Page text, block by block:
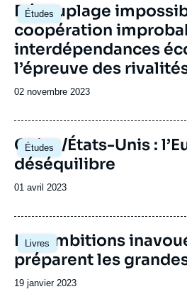
Études
Image
principale
Découplage
coopération
interdépendances
l’épreuve des
Date
publication
02 novembre 2023
Études
Image
principale
Chine/États-Unis :
déséquilibre
Date
publication
01 avril 2023
Livres
Image
principale
Les ambitions
préparent les
Date
19 janvier 2023